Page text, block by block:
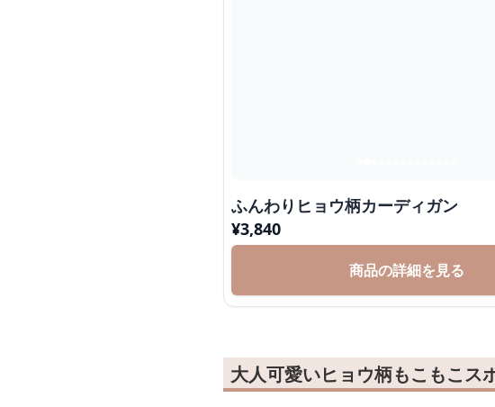
ふんわりヒョウ柄カーディガン
¥3,840
商品の詳細を見る
大人可愛いヒョウ柄もこもこス